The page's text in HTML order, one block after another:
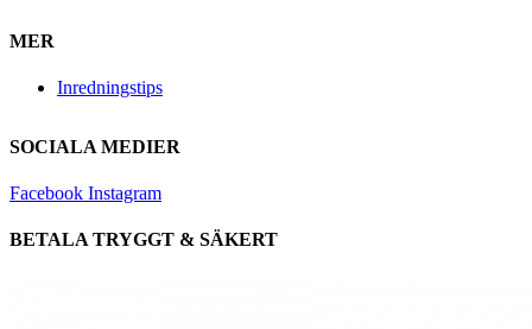
MER
Inredningstips
SOCIALA MEDIER
Facebook Instagram
BETALA TRYGGT & SÄKERT